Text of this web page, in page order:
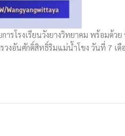
รโรงเรียนวังยางวิทยาคม พร้อมด้ว
งอันศักดิ์สิทธิ์ริมแม่น้ำโขง วันที่ 7